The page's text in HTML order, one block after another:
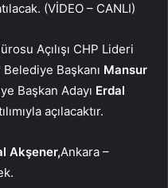
(VİDEO – CANLI)
Açılışı CHP Lideri
Başkanı Mansur
Başkan Adayı Erdal
açılacaktır.
Akşener,Ankara –